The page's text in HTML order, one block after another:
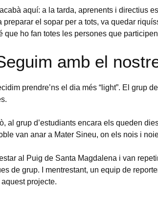
aquí: a la tarda, aprenents i directius
preparar el sopar per a tots, va quedar
que ho fan totes les persones que
amb el
prendre’ns el dia més “light”. El grup
al grup d’estudiants encara els queden
van anar a Mater Sineu, on els nois i
al Puig de Santa Magdalena i van
de grup. I mentrestant, un equip de
projecte.